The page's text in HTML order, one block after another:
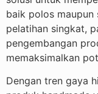
baik polos maupun
pelatihan singkat,
pengembangan
memaksimalkan
Dengan tren gaya